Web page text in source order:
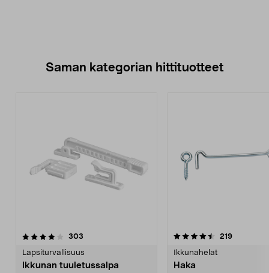
Saman kategorian hittituotteet
303
Lapsiturvallisuus
Ikkunan tuuletussalpa
4.5 viidestä
219arvostelut
Ikkunahelat
Haka
4.5 viidestä